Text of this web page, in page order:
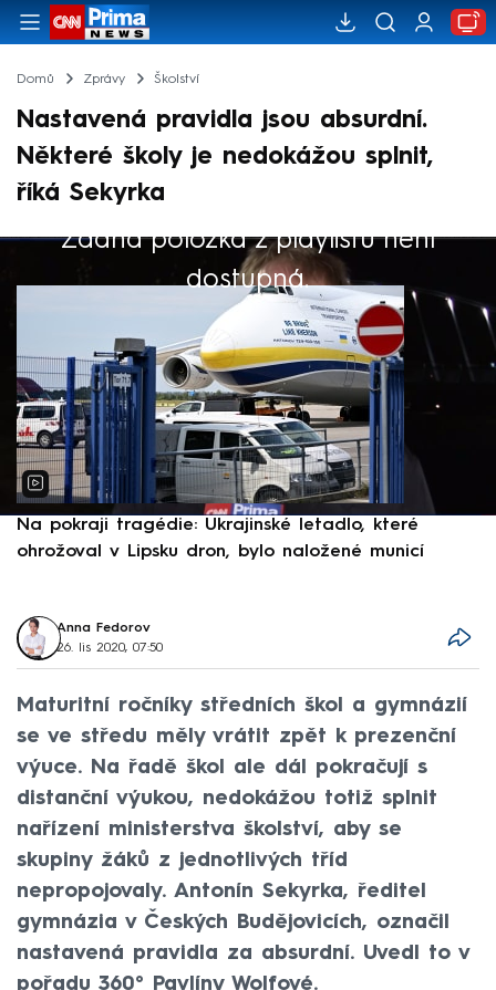
Domů Zprávy Školství
Nastavená pravidla jsou absurdní.
Některé školy je nedokážou splnit,
říká Sekyrka
Žádná položka z playlistu není
dostupná.
Výběr redakce
Na pokraji tragédie: Ukrajinské letadlo, které
ohrožoval v Lipsku dron, bylo naložené municí
Anna Fedorov
26. lis 2020, 07:50
Maturitní ročníky středních škol a gymnázií
se ve středu měly vrátit zpět k prezenční
výuce. Na řadě škol ale dál pokračují s
distanční výukou, nedokážou totiž splnit
nařízení ministerstva školství, aby se
skupiny žáků z jednotlivých tříd
nepropojovaly. Antonín Sekyrka, ředitel
gymnázia v Českých Budějovicích, označil
nastavená pravidla za absurdní. Uvedl to v
pořadu 360° Pavlíny Wolfové.